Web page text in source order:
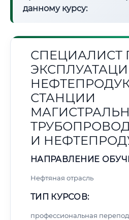
данному курсу:
СПЕЦИАЛИСТ
СТАНЦИИ
И
НАПРАВЛЕНИЕ
Нефтяная отрасль
ТИП КУРСОВ:
профессиональная